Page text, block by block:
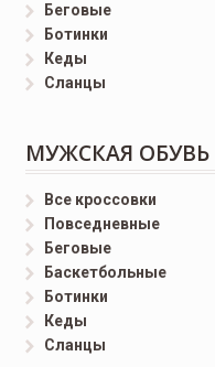
Беговые
Ботинки
Кеды
Сланцы
МУЖСКАЯ ОБУВЬ
Все кроссовки
Повседневные
Беговые
Баскетбольные
Ботинки
Кеды
Сланцы